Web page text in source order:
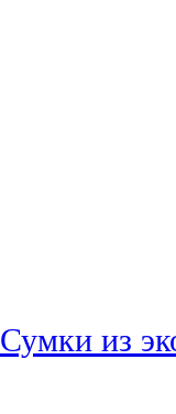
Сумки из